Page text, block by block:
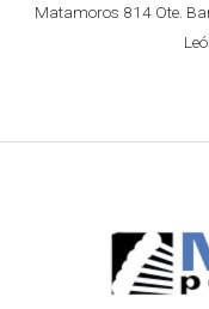
Matamoros 814 Ote.